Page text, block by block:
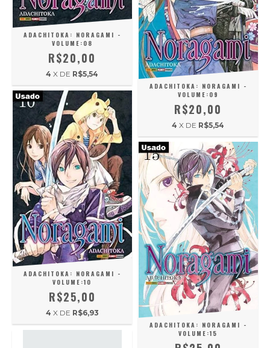
ADACHITOKA: NORAGAMI -
VOLUME:08
R$20,00
4 X DE R$5,54
ADACHITOKA: NORAGAMI -
VOLUME:09
R$20,00
4 X DE R$5,54
ADACHITOKA: NORAGAMI -
VOLUME:10
R$25,00
4 X DE R$6,93
ADACHITOKA: NORAGAMI -
VOLUME:15